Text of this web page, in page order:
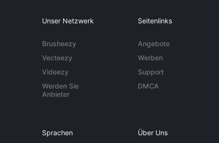
Unser Netzwerk
Brusheezy
Vecteezy
Videezy
Werden Sie
Anbieter
Seitenlinks
Angebote
Werben
Support
DMCA
Sprachen Über Uns